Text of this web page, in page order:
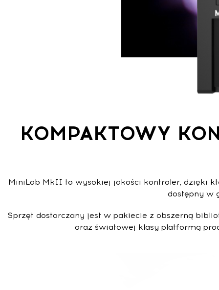
KOMPAKTOWY
MiniLab MkII to wysokiej jakości kontroler, dzięki
dostępny w
Sprzęt dostarczany jest w pakiecie z obszerną
oraz światowej klasy platformą